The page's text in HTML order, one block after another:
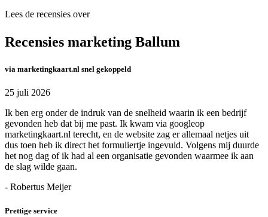
Lees de recensies over
Recensies marketing Ballum
via marketingkaart.nl snel gekoppeld
25 juli 2026
Ik ben erg onder de indruk van de snelheid waarin ik een bedrijf
gevonden heb dat bij me past. Ik kwam via googleop
marketingkaart.nl terecht, en de website zag er allemaal netjes uit
dus toen heb ik direct het formuliertje ingevuld. Volgens mij duurde
het nog dag of ik had al een organisatie gevonden waarmee ik aan
de slag wilde gaan.
- Robertus Meijer
Prettige service